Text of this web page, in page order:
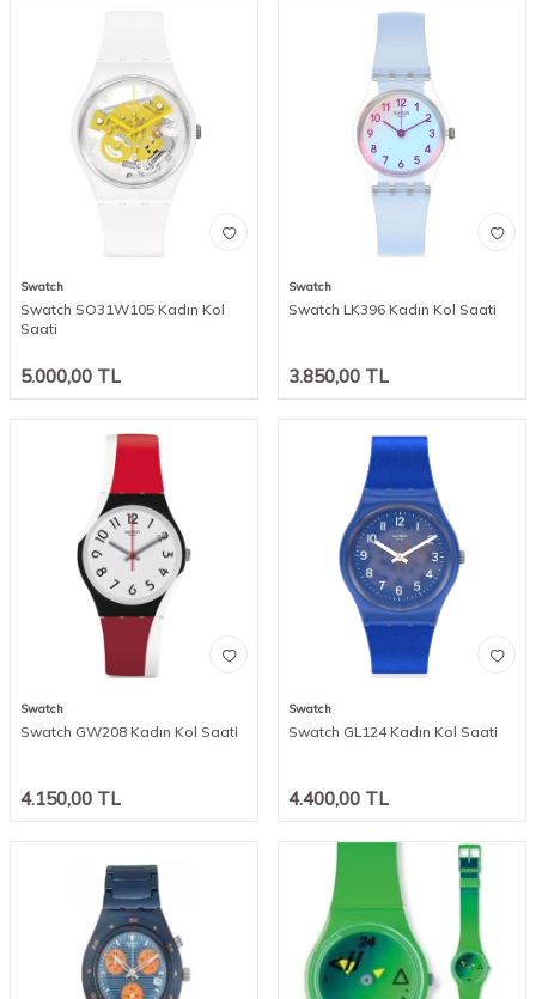
Swatch
Swatch SO31W105 Kadın Kol
Saati
5.000,00 TL
Swatch
Swatch LK396 Kadın Kol Saati
3.850,00 TL
Swatch
Swatch GW208 Kadın Kol Saati
4.150,00 TL
Swatch
Swatch GL124 Kadın Kol Saati
4.400,00 TL